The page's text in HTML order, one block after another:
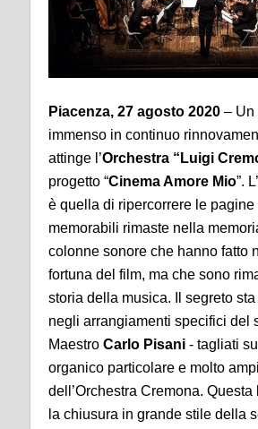
Piacenza, 27 agosto 2020 – Un
immenso in continuo
attinge l’Orchestra “Luigi
progetto “Cinema Amore Mio”.
è quella di ripercorrere le
memorabili rimaste nella
colonne sonore che hanno fatto
fortuna del film, ma che sono
storia della musica. Il segreto
negli arrangiamenti specifici del
Maestro Carlo Pisani - tagliati
organico particolare e molto
dell’Orchestra Cremona.
la chiusura in grande stile della